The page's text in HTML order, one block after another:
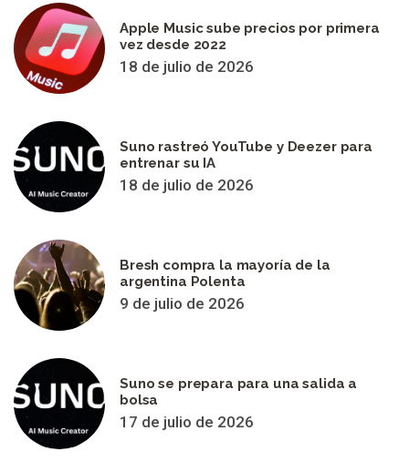
Apple Music sube precios por primera
vez desde 2022
18 de julio de 2026
Suno rastreó YouTube y Deezer para
entrenar su IA
18 de julio de 2026
Bresh compra la mayoría de la
argentina Polenta
9 de julio de 2026
Suno se prepara para una salida a
bolsa
17 de julio de 2026